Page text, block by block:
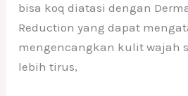
bisa koq diatasi dengan
Reduction yang dapat
mengencangkan kulit wajah
lebih tirus,